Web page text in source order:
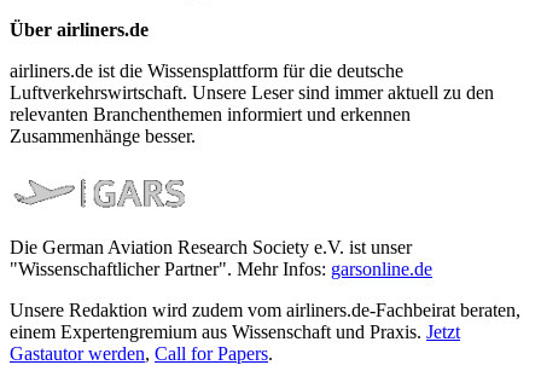
Über airliners.de
airliners.de ist die Wissensplattform für die deutsche
Luftverkehrswirtschaft. Unsere Leser sind immer aktuell zu den
relevanten Branchenthemen informiert und erkennen
Zusammenhänge besser.
Die German Aviation Research Society e.V. ist unser
"Wissenschaftlicher Partner". Mehr Infos: garsonline.de
Unsere Redaktion wird zudem vom airliners.de-Fachbeirat beraten,
einem Expertengremium aus Wissenschaft und Praxis. Jetzt
Gastautor werden, Call for Papers.